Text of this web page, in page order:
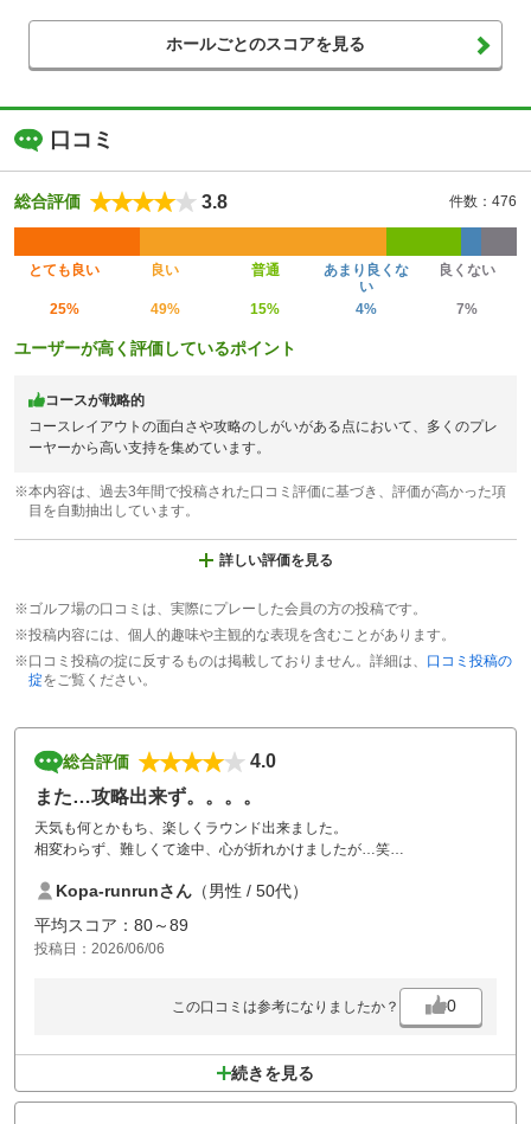
ホールごとのスコアを見る
口コミ
総合評価 3.8 件数：476
とても良い 良い 普通
あまり良くな
い
良くない
25% 49% 15% 4% 7%
ユーザーが高く評価しているポイント
コースが戦略的
コースレイアウトの面白さや攻略のしがいがある点において、多くのプレ
ーヤーから高い支持を集めています。
※本内容は、過去3年間で投稿された口コミ評価に基づき、評価が高かった項
目を自動抽出しています。
詳しい評価を見る
※ゴルフ場の口コミは、実際にプレーした会員の方の投稿です。
※投稿内容には、個人的趣味や主観的な表現を含むことがあります。
※口コミ投稿の掟に反するものは掲載しておりません。詳細は、 口コミ投稿の
掟をご覧ください。
総合評価
4.0
また…攻略出来ず。。。。
天気も何とかもち、楽しくラウンド出来ました。
相変わらず、難しくて途中、心が折れかけましたが…笑
バイディング。
今回も…残念ながらやられました。。。
でも、美味しいご飯と仲間たちとの楽しい時間を過ごす事が出来まし
次こそは…頑張ります。
グリーンが過去最高に酷かったです。
Kopa-runrunさん （男性 / 50代）
平均スコア：80～89
投稿日：2026/06/06
この口コミは参考になりましたか？ 0
続きを見る